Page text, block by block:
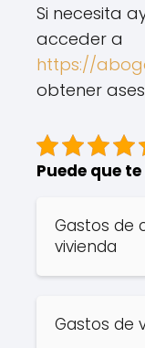
Si necesita
acceder a
https://
obtener
Puede que
Gastos de
vivienda
Gastos de